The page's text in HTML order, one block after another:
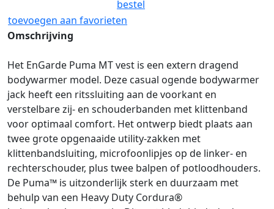
bestel
toevoegen aan favorieten
Omschrijving
Het EnGarde Puma MT vest is een extern dragend
bodywarmer model. Deze casual ogende bodywarmer
jack heeft een ritssluiting aan de voorkant en
verstelbare zij- en schouderbanden met klittenband
voor optimaal comfort. Het ontwerp biedt plaats aan
twee grote opgenaaide utility-zakken met
klittenbandsluiting, microfoonlipjes op de linker- en
rechterschouder, plus twee balpen of potloodhouders.
De Puma™ is uitzonderlijk sterk en duurzaam met
behulp van een Heavy Duty Cordura®